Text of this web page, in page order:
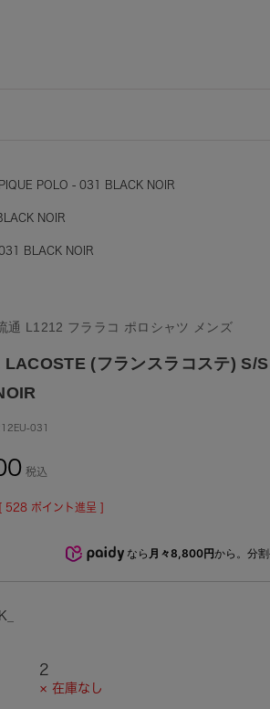
POLO - 031 BLACK NOIR
NOIR
BLACK NOIR
通 L1212 フララコ ポロシャツ メンズ
LACOSTE (フランスラコステ) S/
031
税込
[ 528 ポイント進呈 ]
なら 月々8,800円から。分
2
× 在庫なし